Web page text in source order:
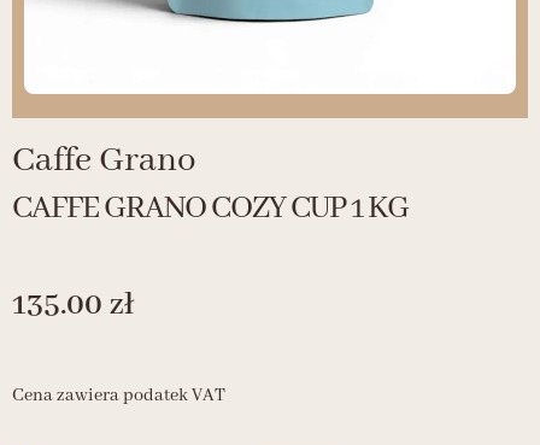
Caffe Grano
CAFFE GRANO COZY CUP 1 KG
135.00 zł
Cena zawiera podatek VAT